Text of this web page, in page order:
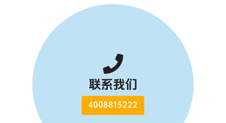
联系我们
4008815222